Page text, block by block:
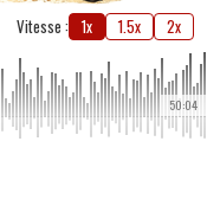
Vitesse : 1x 1.5x 2x
50:04